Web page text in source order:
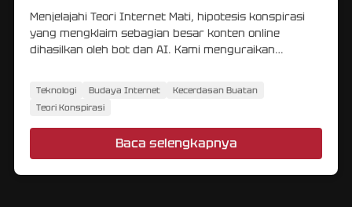
Menjelajahi Teori Internet Mati, hipotesis konspirasi
yang mengklaim sebagian besar konten online
dihasilkan oleh bot dan AI. Kami menguraikan
Teknologi Budaya Internet
Kecerdasan Buatan
Teori Konspirasi
Baca selengkapnya